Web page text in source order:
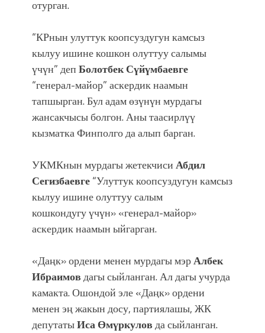
отурган.
“КРнын улуттук коопсуздугун камсыз
кылуу ишине кошкон олуттуу салымы
үчүн” депБолотбек Сүйүмбаевге
“генерал-майор” аскердик наамын
тапшырган. Бул адам өзүнүн мурдагы
жансакчысы болгон. Аны таасирлүү
кызматка Финполго да алып барган.
УКМКнын мурдагы жетекчисиАбдил
Сегизбаевге“Улуттук коопсуздугун камсыз
кылуу ишине олуттуу салым
кошкондугу үчүн» «генерал-майор»
аскердик наамын ыйгарган.
«Даңк» ордени менен мурдагы мэрАлбек
Ибраимовдагы сыйланган. Ал дагы учурда
камакта. Ошондой эле «Даңк» ордени
менен эң жакын досу, партиялашы, ЖК
депутатыИса Өмүркуловда сыйланган.